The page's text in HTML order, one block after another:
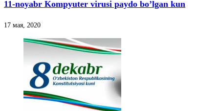
11-noyabr Kompyuter virusi paydo bo’lgan kun
17 мая, 2020